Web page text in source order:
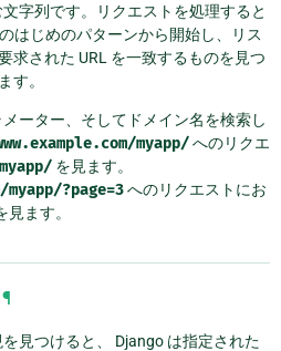
字列です。リクエストを処理すると
のはじめのパターンから開始し、リス
求された URL を一致するものを見つ
す。
ーター、そしてドメイン名を検索し
myapp/へのリクエ
myapp/ を見ます。
?page=3へのリクエストにお
見ます。
¶
見つけると、 Django は指定された